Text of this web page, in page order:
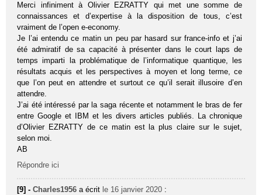
Merci infiniment à Olivier EZRATTY qui met une somme de
connaissances et d’expertise à la disposition de tous, c’est
vraiment de l’open e-economy.
Je l’ai entendu ce matin un peu par hasard sur france-info et j’ai
été admiratif de sa capacité à présenter dans le court laps de
temps imparti la problématique de l’informatique quantique, les
résultats acquis et les perspectives à moyen et long terme, ce
que l’on peut en attendre et surtout ce qu’il serait illusoire d’en
attendre.
J’ai été intéressé par la saga récente et notamment le bras de fer
entre Google et IBM et les divers articles publiés. La chronique
d’Olivier EZRATTY de ce matin est la plus claire sur le sujet,
selon moi.
AB
Répondre ici
[9] -Charles1956 a écrit le 16 janvier 2020 :